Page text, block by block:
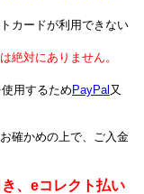
カードが利用できない
絶対にありません。
用するため PayPal 又
確かめの上で、ご入金
、eコレクト払い